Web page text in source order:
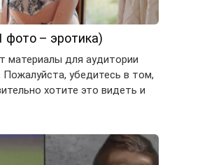
фото – эротика)
материалы для аудитории
Пожалуйста, убедитесь в том,
хотите это видеть и